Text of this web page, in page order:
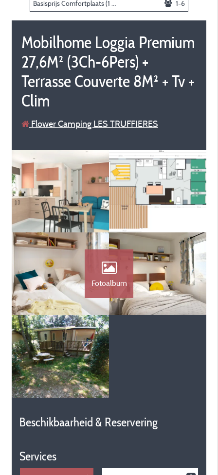
1-6
Mobilhome Loggia Premium
27,6M² (3Ch-6Pers) +
Terrasse Couverte 8M² + Tv +
Clim
Flower Camping LES TRUFFIERES
Fotoalbum
Beschikbaarheid & Reservering
Services